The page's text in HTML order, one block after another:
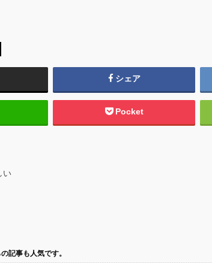
シェア
Pocket
い
記事も人気です。